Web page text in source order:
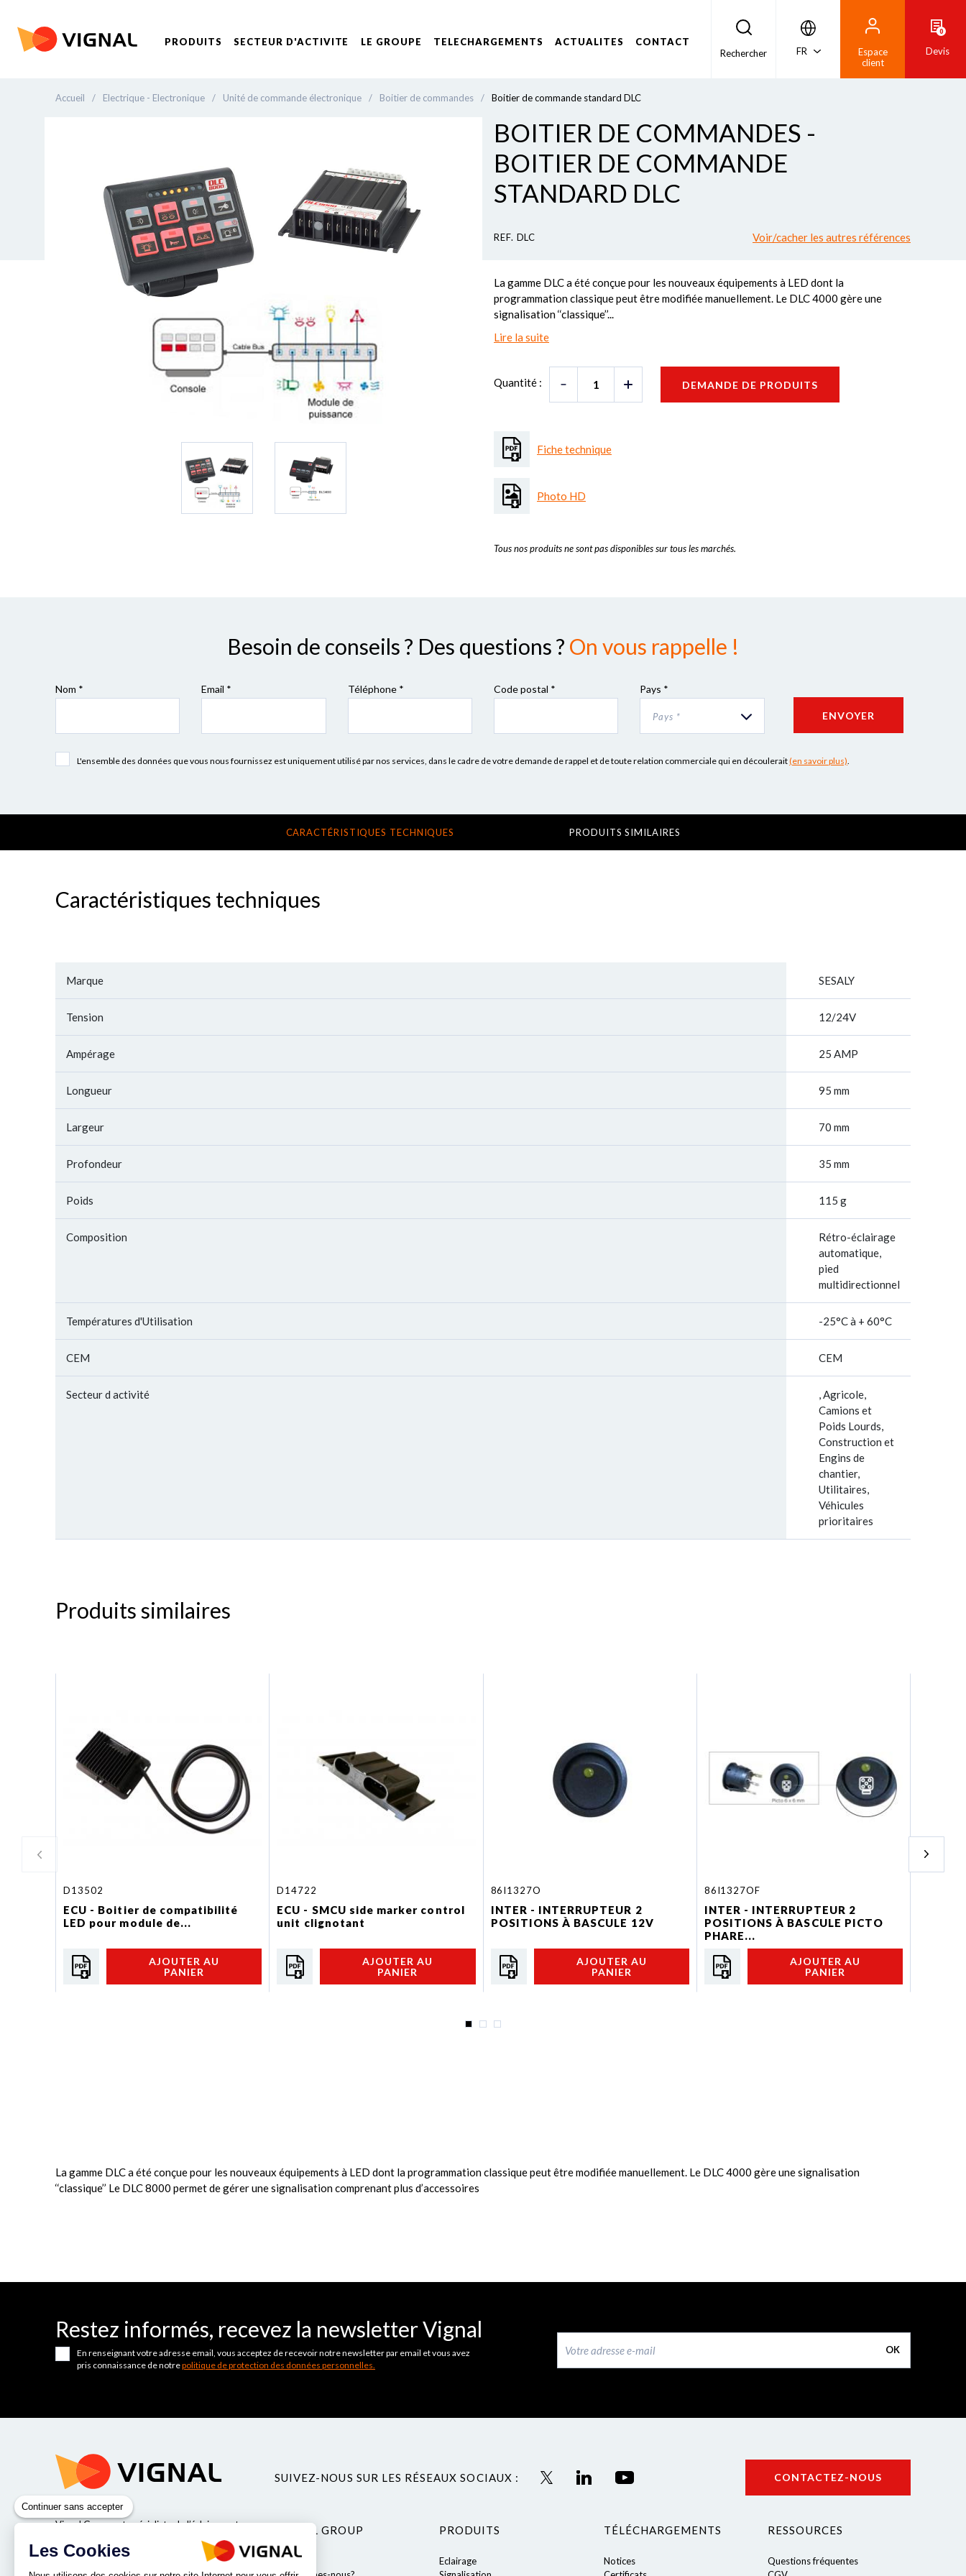
PRODUITS SECTEUR D'ACTIVITE LE GROUPE TELECHARGEMENTS ACTUALITES
CONTACT
Rechercher
FR
Espace
client
0
Devis
Accueil / Electrique - Electronique / Unité de commande électronique / Boitier de commandes / Boitier de commande standard DLC
BOITIER DE COMMANDES -
BOITIER DE COMMANDE
STANDARD DLC
REF. DLC Voir/cacher les autres références
La gamme DLC a été conçue pour les nouveaux équipements à LED dont la
programmation classique peut être modifiée manuellement. Le DLC 4000 gère une
signalisation ‘‘classique’’...
Lire la suite
Quantité : DEMANDE DE PRODUITS
Fiche technique
Photo HD
Tous nos produits ne sont pas disponibles sur tous les marchés.
Besoin de conseils ? Des questions ? On vous rappelle !
Nom * Email * Téléphone * Code postal * Pays *
Pays * ENVOYER
L'ensemble des données que vous nous fournissez est uniquement utilisé par nos services, dans le cadre de votre demande de rappel et de toute relation commerciale qui en découlerait(en savoir plus).
CARACTÉRISTIQUES TECHNIQUES PRODUITS SIMILAIRES
Caractéristiques techniques
Marque SESALY
Tension 12/24V
Ampérage 25 AMP
Longueur 95 mm
Largeur 70 mm
Profondeur 35 mm
Poids 115 g
Composition
Rétro-éclairage
automatique,
pied
multidirectionnel
Températures d'Utilisation -25°C à + 60°C
CEM CEM
Secteur d activité
, Agricole,
Camions et
Poids Lourds,
Construction et
Engins de
chantier,
Utilitaires,
Véhicules
prioritaires
Produits similaires
D13502
ECU - Boitier de compatibilité
LED pour module de...
AJOUTER AU
PANIER
D14722
ECU - SMCU side marker control
unit clignotant
AJOUTER AU
PANIER
86I1327O
INTER - INTERRUPTEUR 2
POSITIONS À BASCULE 12V
AJOUTER AU
PANIER
86I1327OF
INTER - INTERRUPTEUR 2
POSITIONS À BASCULE PICTO
PHARE...
AJOUTER AU
PANIER
La gamme DLC a été conçue pour les nouveaux équipements à LED dont la programmation classique peut être modifiée manuellement. Le DLC 4000 gère une signalisation
‘‘classique’’ Le DLC 8000 permet de gérer une signalisation comprenant plus d’accessoires
Restez informés, recevez la newsletter Vignal
OK
En renseignant votre adresse email, vous acceptez de recevoir notre newsletter par email et vous avez
pris connaissance de notrepolitique de protection des données personnelles.
Vignal Group est spécialiste de l’éclairage et
de la sécurité pour véhicules industriels.
SUIVEZ-NOUS SUR LES RÉSEAUX SOCIAUX : CONTACTEZ-NOUS
VIGNAL GROUP
Valeurs
PRODUITS
Eclairage
TÉLÉCHARGEMENTS
Notices
RESSOURCES
Questions fréquentes
Continuer sans accepter
Les Cookies